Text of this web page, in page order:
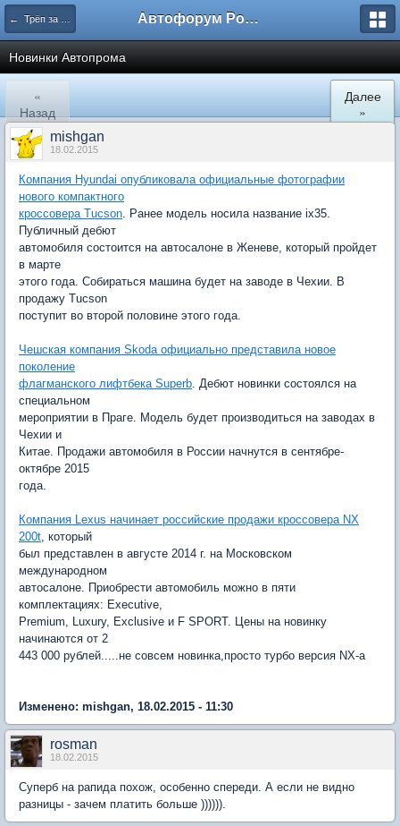
← Трёп за машины Автофорум Ростова-на-Дону
Новинки Автопрома
«
Назад
Далее
»
mishgan
18.02.2015
Компания Hyundai опубликовала официальные фотографии
нового компактного
кроссовера Tucson. Ранее модель носила название ix35.
Публичный дебют
автомобиля состоится на автосалоне в Женеве, который пройдет
в марте
этого года. Собираться машина будет на заводе в Чехии. В
продажу Tucson
поступит во второй половине этого года.
Чешская компания Skoda официально представила новое
поколение
флагманского лифтбека Superb. Дебют новинки состоялся на
специальном
мероприятии в Праге. Модель будет производиться на заводах в
Чехии и
Китае. Продажи автомобиля в России начнутся в сентябре-
октябре 2015
года.
Компания Lexus начинает российские продажи кроссовера NX
200t, который
был представлен в августе 2014 г. на Московском
международном
автосалоне. Приобрести автомобиль можно в пяти
комплектациях: Executive,
Premium, Luxury, Exclusive и F SPORT. Цены на новинку
начинаются от 2
443 000 рублей.....не совсем новинка,просто турбо версия NX-а
Изменено: mishgan, 18.02.2015 - 11:30
rosman
18.02.2015
Суперб на рапида похож, особенно спереди. А если не видно
разницы - зачем платить больше )))))).